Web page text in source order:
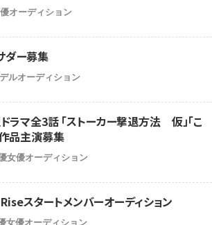
オーディション
ダー募集
ルオーディション
ラマ全3話 「ストーカー撃退方法 仮」「こ
品主演募集
女優オーディション
スタートメンバーオーディション
女優オーディション